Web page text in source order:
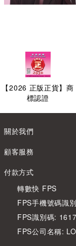
【2026 正版正貨】商
標認證
關於我們
顧客服務
付款方式
轉數快 FPS
FPS手機號碼識
FPS識別碼:
FPS公司名稱: